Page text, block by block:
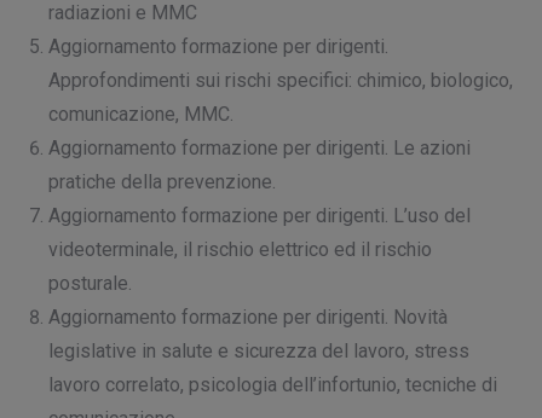
radiazioni e MMC
Aggiornamento formazione per dirigenti.
Approfondimenti sui rischi specifici: chimico, biologico,
comunicazione, MMC.
Aggiornamento formazione per dirigenti. Le azioni
pratiche della prevenzione.
Aggiornamento formazione per dirigenti. L’uso del
videoterminale, il rischio elettrico ed il rischio
posturale.
Aggiornamento formazione per dirigenti. Novità
legislative in salute e sicurezza del lavoro, stress
lavoro correlato, psicologia dell’infortunio, tecniche di